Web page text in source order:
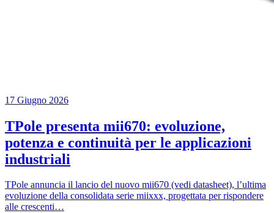
17 Giugno 2026
TPole presenta mii670: evoluzione,
potenza e continuità per le applicazioni
industriali
TPole annuncia il lancio del nuovo mii670 (vedi datasheet), l’ultima
evoluzione della consolidata serie miixxx, progettata per rispondere
alle crescenti…